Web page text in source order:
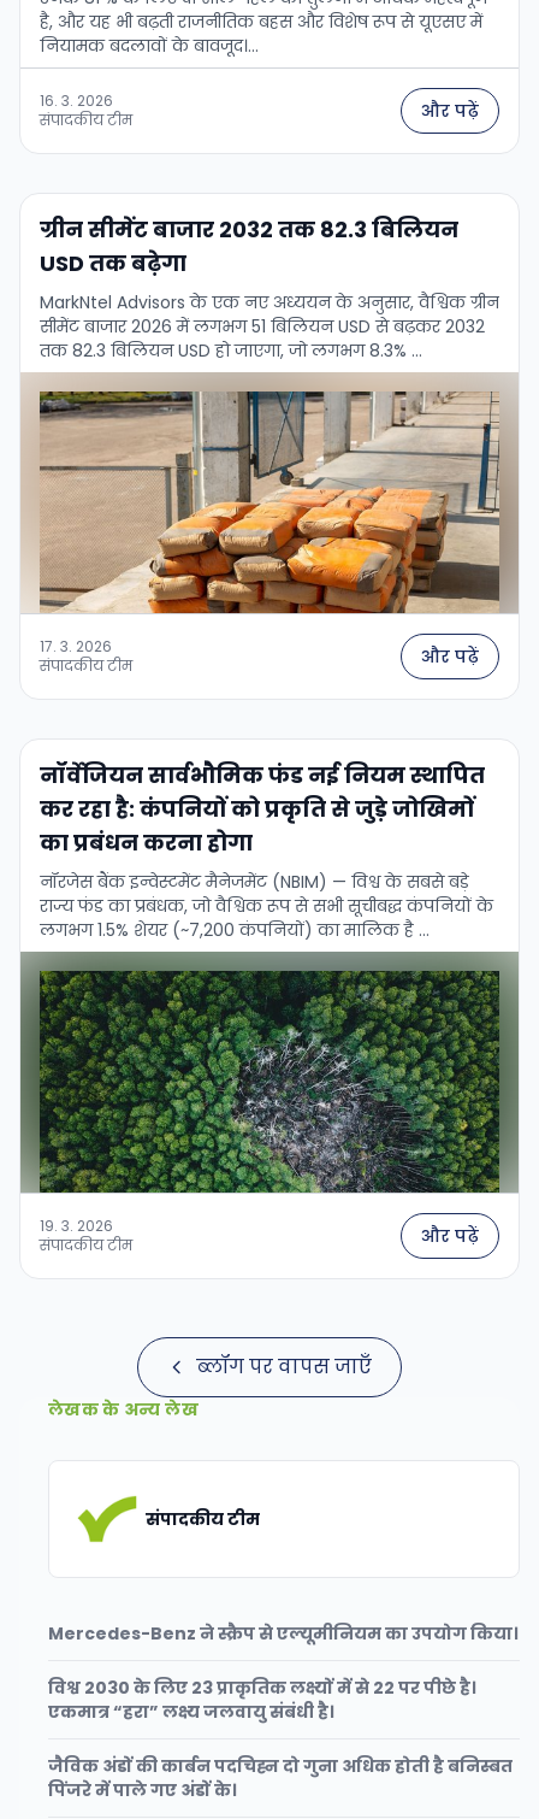
है, और यह भी बढ़ती राजनीतिक बहस और विशेष रूप से यूएसए में
नियामक बदलावों के बावजूद।...
16. 3. 2026
संपादकीय टीम
और पढ़ें
ग्रीन सीमेंट बाजार 2032 तक 82.3 बिलियन
USD तक बढ़ेगा
MarkNtel Advisors के एक नए अध्ययन के अनुसार, वैश्विक ग्रीन
सीमेंट बाजार 2026 में लगभग 51 बिलियन USD से बढ़कर 2032
तक 82.3 बिलियन USD हो जाएगा, जो लगभग 8.3% …
17. 3. 2026
संपादकीय टीम
और पढ़ें
नॉर्वेजियन सार्वभौमिक फंड नई नियम स्थापित
कर रहा है: कंपनियों को प्रकृति से जुड़े जोखिमों
का प्रबंधन करना होगा
नॉरजेस बैंक इन्वेस्टमेंट मैनेजमेंट (NBIM) — विश्व के सबसे बड़े
राज्य फंड का प्रबंधक, जो वैश्विक रूप से सभी सूचीबद्ध कंपनियों के
लगभग 1.5% शेयर (~7,200 कंपनियों) का मालिक है …
19. 3. 2026
संपादकीय टीम
और पढ़ें
ब्लॉग पर वापस जाएँ
लेखक के अन्य लेख
संपादकीय टीम
Mercedes-Benz ने स्क्रैप से एल्यूमीनियम का उपयोग किया।
विश्व 2030 के लिए 23 प्राकृतिक लक्ष्यों में से 22 पर पीछे है।
एकमात्र “हरा” लक्ष्य जलवायु संबंधी है।
जैविक अंडों की कार्बन पदचिह्न दो गुना अधिक होती है बनिस्बत
पिंजरे में पाले गए अंडों के।